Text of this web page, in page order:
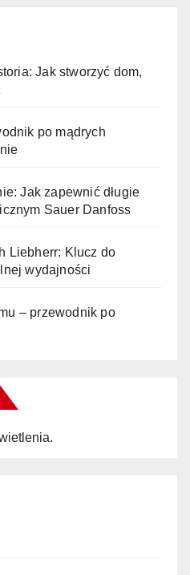
Jak stworzyć dom,
po mądrych
Jak zapewnić długie
Sauer Danfoss
Liebherr: Klucz do
wydajności
– przewodnik po